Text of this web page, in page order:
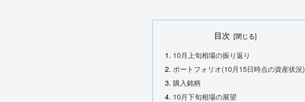
目次
10月上旬相場の振り返り
ポートフォリオ(10月15日時点の資産状況)
購入銘柄
10月下旬相場の展望